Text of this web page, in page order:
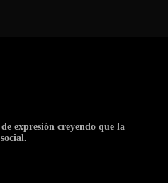
expresión creyendo que la